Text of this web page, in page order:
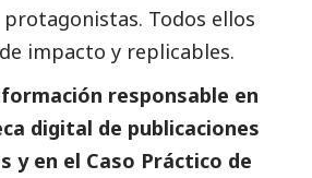
Todos ellos
impacto y replicables.
responsable en
digital de publicaciones
y en el Caso Práctico de